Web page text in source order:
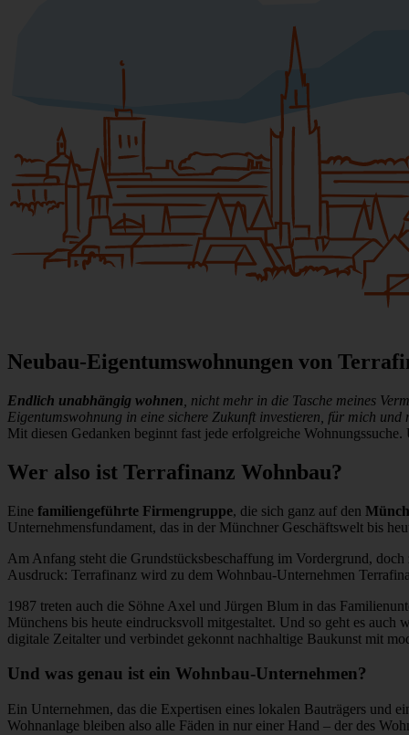
Neubau-Eigentumswohnungen von
Endlich unabhängig wohnen , nicht mehr in die Tasche meines
Eigentumswohnung in eine sichere Zukunft investieren, für mich und
Mit diesen Gedanken beginnt fast jede erfolgreiche
Wer also ist Terrafinanz Wohnbau?
Eine familiengeführte Firmengruppe, die sich ganz auf den
Unternehmensfundament, das in der Münchner Geschäftswelt bis
Am Anfang steht die Grundstücksbeschaffung im Vordergrund,
Ausdruck: Terrafinanz wird zu dem Wohnbau-Unternehmen
1987 treten auch die Söhne Axel und Jürgen Blum in das
Münchens bis heute eindrucksvoll mitgestaltet. Und so geht es
digitale Zeitalter und verbindet gekonnt nachhaltige Baukunst mit
Und was genau ist ein Wohnbau-Unternehmen?
Ein Unternehmen, das die Expertisen eines lokalen Bauträgers und
Wohnanlage bleiben also alle Fäden in nur einer Hand – der des